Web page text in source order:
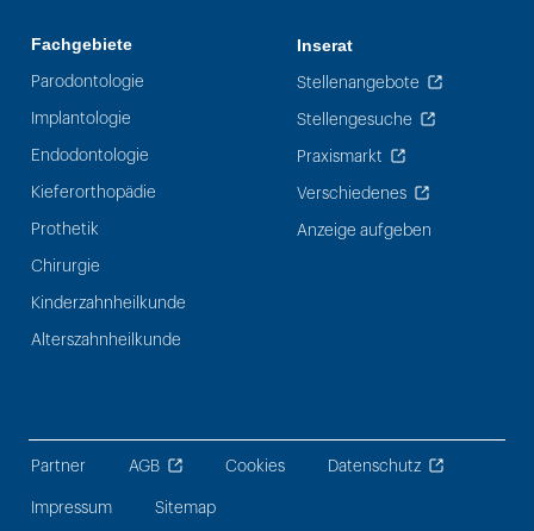
Fachgebiete
Parodontologie
Implantologie
Endodontologie
Kieferorthopädie
Prothetik
Chirurgie
Kinderzahnheilkunde
Alterszahnheilkunde
Inserat
Stellenangebote
Stellengesuche
Praxismarkt
Verschiedenes
Anzeige aufgeben
Partner AGB Cookies Datenschutz
Impressum Sitemap